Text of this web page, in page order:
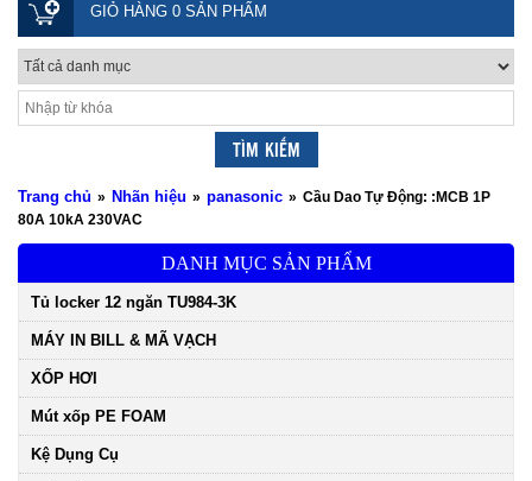
GIỎ HÀNG 0 SẢN PHẨM
Trang chủ » Nhãn hiệu » panasonic » Cầu Dao Tự Động: :MCB 1P
80A 10kA 230VAC
DANH MỤC SẢN PHẨM
Tủ locker 12 ngăn TU984-3K
MÁY IN BILL & MÃ VẠCH
XỐP HƠI
Mút xốp PE FOAM
Kệ Dụng Cụ